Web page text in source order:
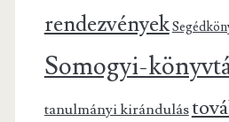
rendezvények
Somogyi-
tanulmányi kirándulás